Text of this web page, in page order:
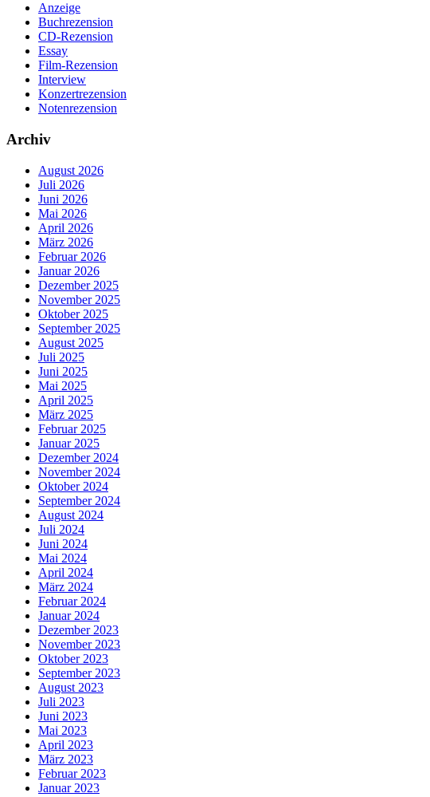
Anzeige
Buchrezension
CD-Rezension
Essay
Film-Rezension
Interview
Konzertrezension
Notenrezension
Archiv
August 2026
Juli 2026
Juni 2026
Mai 2026
April 2026
März 2026
Februar 2026
Januar 2026
Dezember 2025
November 2025
Oktober 2025
September 2025
August 2025
Juli 2025
Juni 2025
Mai 2025
April 2025
März 2025
Februar 2025
Januar 2025
Dezember 2024
November 2024
Oktober 2024
September 2024
August 2024
Juli 2024
Juni 2024
Mai 2024
April 2024
März 2024
Februar 2024
Januar 2024
Dezember 2023
November 2023
Oktober 2023
September 2023
August 2023
Juli 2023
Juni 2023
Mai 2023
April 2023
März 2023
Februar 2023
Januar 2023